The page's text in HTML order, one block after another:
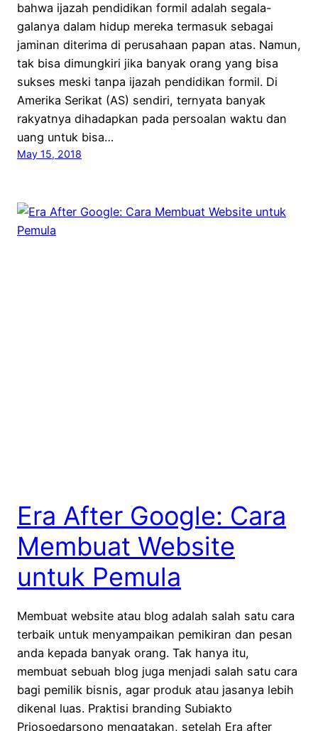
bahwa ijazah pendidikan formil adalah segala-
galanya dalam hidup mereka termasuk sebagai
jaminan diterima di perusahaan papan atas. Namun,
tak bisa dimungkiri jika banyak orang yang bisa
sukses meski tanpa ijazah pendidikan formil. Di
Amerika Serikat (AS) sendiri, ternyata banyak
rakyatnya dihadapkan pada persoalan waktu dan
uang untuk bisa…
May 15, 2018
Era After Google: Cara
Membuat Website
untuk Pemula
Membuat website atau blog adalah salah satu cara
terbaik untuk menyampaikan pemikiran dan pesan
anda kepada banyak orang. Tak hanya itu,
membuat sebuah blog juga menjadi salah satu cara
bagi pemilik bisnis, agar produk atau jasanya lebih
dikenal luas. Praktisi branding Subiakto
Priosoedarsono mengatakan, setelah Era after